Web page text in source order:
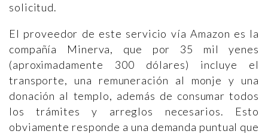
solicitud.
El proveedor de este servicio vía Amazon es la
compañía Minerva, que por 35 mil yenes
(aproximadamente 300 dólares) incluye el
transporte, una remuneración al monje y una
donación al templo, además de consumar todos
los trámites y arreglos necesarios. Esto
obviamente responde a una demanda puntual que